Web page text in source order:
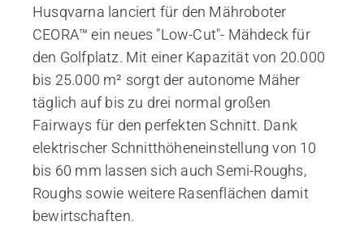
Husqvarna lanciert für den Mähroboter
CEORA™ ein neues "Low-Cut"- Mähdeck für
den Golfplatz. Mit einer Kapazität von 20.000
bis 25.000 m² sorgt der autonome Mäher
täglich auf bis zu drei normal großen
Fairways für den perfekten Schnitt. Dank
elektrischer Schnitthöheneinstellung von 10
bis 60 mm lassen sich auch Semi-Roughs,
Roughs sowie weitere Rasenflächen damit
bewirtschaften.